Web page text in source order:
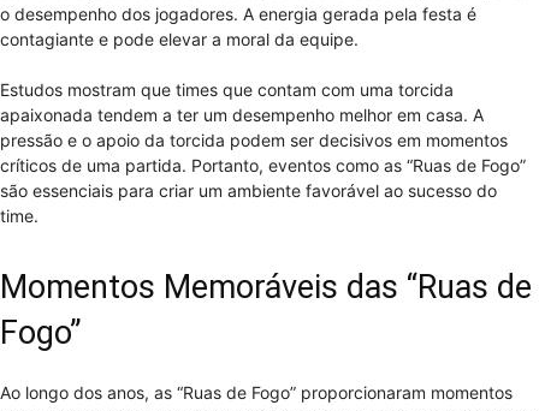
o desempenho dos jogadores. A energia gerada pela festa é
contagiante e pode elevar a moral da equipe.
Estudos mostram que times que contam com uma torcida
apaixonada tendem a ter um desempenho melhor em casa. A
pressão e o apoio da torcida podem ser decisivos em momentos
críticos de uma partida. Portanto, eventos como as “Ruas de Fogo”
são essenciais para criar um ambiente favorável ao sucesso do
time.
Momentos Memoráveis das “Ruas de
Fogo”
Ao longo dos anos, as “Ruas de Fogo” proporcionaram momentos